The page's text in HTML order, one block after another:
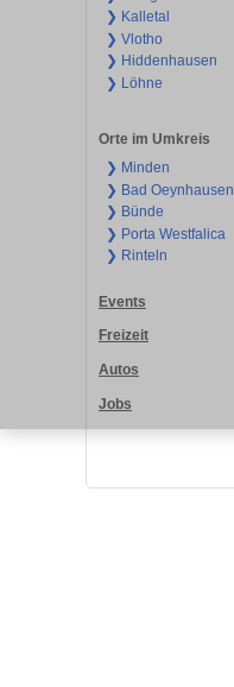
❯ Kalletal
❯ Vlotho
❯ Hiddenhausen
❯ Löhne
Orte im Umkreis
❯ Minden
❯ Bad Oeynhausen
❯ Bünde
❯ Porta Westfalica
❯ Rinteln
Events
Freizeit
Autos
Jobs